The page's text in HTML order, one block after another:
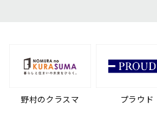
野村のクラスマ プラウド